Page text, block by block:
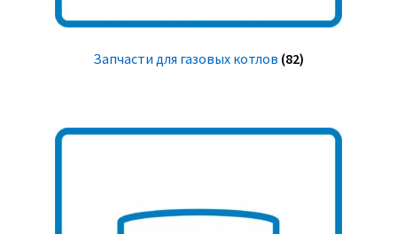
Запчасти для газовых котлов (82)